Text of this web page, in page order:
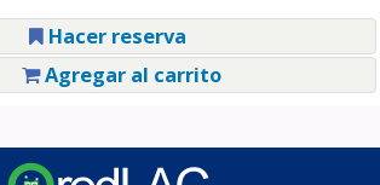
Hacer reserva
Agregar al carrito